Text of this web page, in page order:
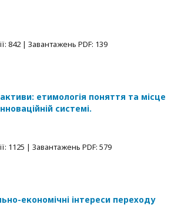
842 | Завантажень PDF: 139
етимологія поняття та місце
системі.
1125 | Завантажень PDF: 579
економічні інтереси переходу